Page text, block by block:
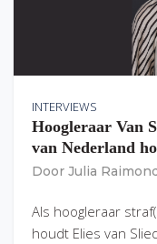
INTERVIEWS
Hoogleraar Van
van Nederland
Door Julia
Als hoogleraar
houdt Elies van